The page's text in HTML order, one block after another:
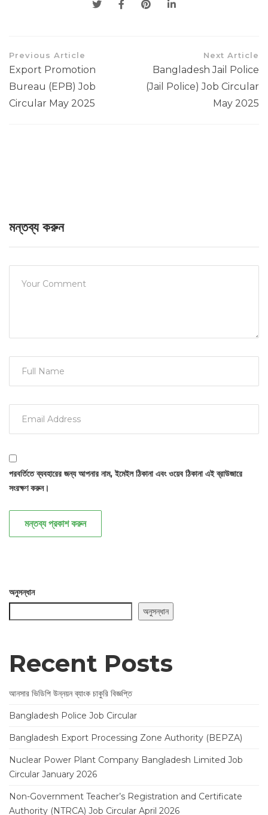
Previous Article
Export Promotion
Bureau (EPB) Job
Circular May 2025
Next Article
Bangladesh Jail Police
(Jail Police) Job Circular
May 2025
মন্তব্য করুন
পরবর্তিতে ব্যবহারের জন্য আপনার নাম, ইমেইল ঠিকানা এবং ওয়েব ঠিকানা এই ব্রাউজারে
সংরক্ষণ করুন।
মন্তব্য প্রকাশ করুন
অনুসন্ধান
অনুসন্ধান
Recent Posts
আনসার ভিডিপি উন্নয়ন ব্যাংক চাকুরি বিজ্ঞপ্তি
Bangladesh Police Job Circular
Bangladesh Export Processing Zone Authority (BEPZA)
Nuclear Power Plant Company Bangladesh Limited Job
Circular January 2026
Non-Government Teacher’s Registration and Certificate
Authority (NTRCA) Job Circular April 2026